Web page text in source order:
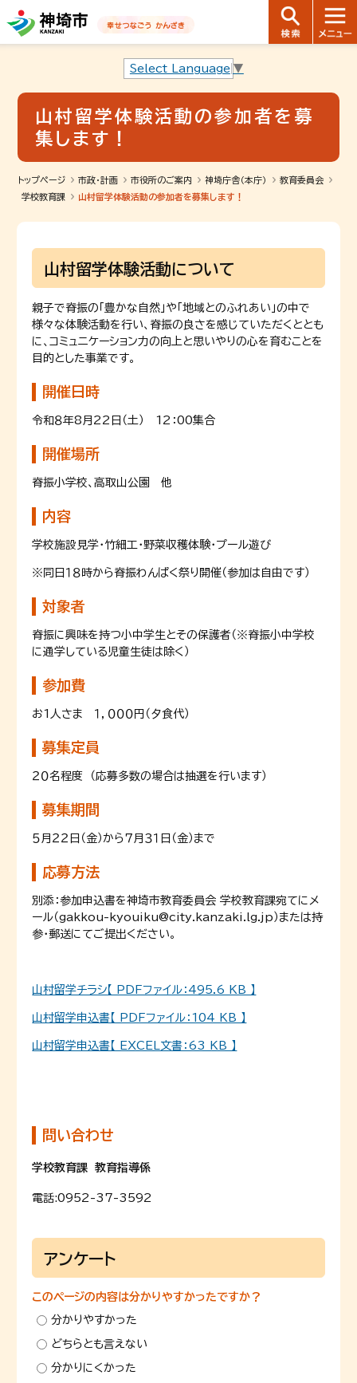
音声読み上げ用ナビゲーションです。
本文へ移動します
ページ最後（フッター）へ移動します
音声読み上げ用ナビゲーションはここまでです。
Select Language ▼
山村留学体験活動の参加者を募
集します！
トップページ 市政・計画 市役所のご案内 神埼庁舎（本庁）
教育委員会
学校教育課
山村留学体験活動の参加者を募集します！
山村留学体験活動について
親子で脊振の「豊かな自然」や「地域とのふれあい」の中で
様々な体験活動を行い、脊振の良さを感じていただくととも
に、コミュニケーション力の向上と思いやりの心を育むことを
目的とした事業です。
開催日時
令和８年8月22日（土） 12：00集合
開催場所
脊振小学校、高取山公園 他
内容
学校施設見学・竹細工・野菜収穫体験・プール遊び
※同日１８時から脊振わんぱく祭り開催（参加は自由です）
対象者
脊振に興味を持つ小中学生とその保護者（※脊振小中学校
に通学している児童生徒は除く）
参加費
お1人さま １，０００円（夕食代）
募集定員
２０名程度 （応募多数の場合は抽選を行います）
募集期間
５月２２日（金）から７月３１日（金）まで
応募方法
別添：参加申込書を神埼市教育委員会 学校教育課宛てにメ
ール（gakkou-kyouiku@city.kanzaki.lg.jp）または持
参・郵送にてご提出ください。
山村留学チラシ【 PDFファイル：495.6 KB 】
山村留学申込書【 PDFファイル：104 KB 】
山村留学申込書【 EXCEL文書：63 KB 】
問い合わせ
学校教育課 教育指導係
電話:0952-37-3592
アンケート
このページの内容は分かりやすかったですか？
分かりやすかった
どちらとも言えない
分かりにくかった